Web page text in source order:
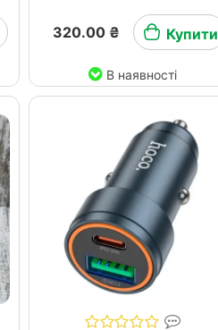
320.00 ₴ Купити
В наявності